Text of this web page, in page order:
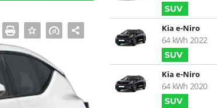
SUV
Kia e-Niro
64 kWh 2022
SUV
Kia e-Niro
64 kWh 2020
SUV